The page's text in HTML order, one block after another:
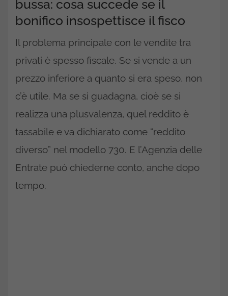
bussa: cosa succede se il
bonifico insospettisce il fisco
Il problema principale con le vendite tra
privati è spesso fiscale. Se si vende a un
prezzo inferiore a quanto si era speso, non
c’è utile. Ma se si guadagna, cioè se si
realizza una plusvalenza, quel reddito è
tassabile e va dichiarato come “reddito
diverso” nel modello 730. E l’Agenzia delle
Entrate può chiederne conto, anche dopo
tempo.